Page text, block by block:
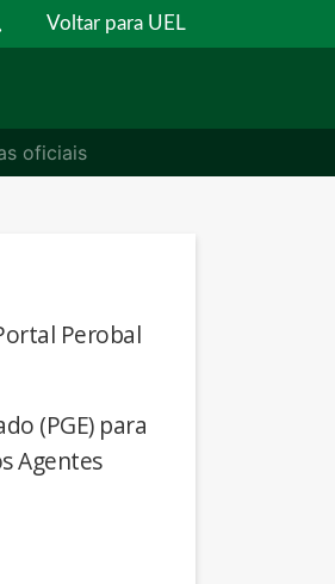
Voltar para UEL
oficiais
Perobal
(PGE) para
Agentes